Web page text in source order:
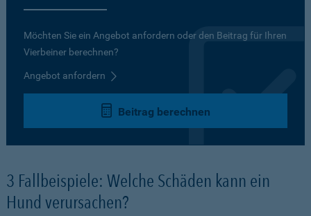
Möchten Sie ein Angebot anfordern oder den Beitrag für Ihren
Vierbeiner berechnen?
Angebot anfordern
Beitrag berechnen
3 Fallbeispiele: Welche Schäden kann ein
Hund verursachen?